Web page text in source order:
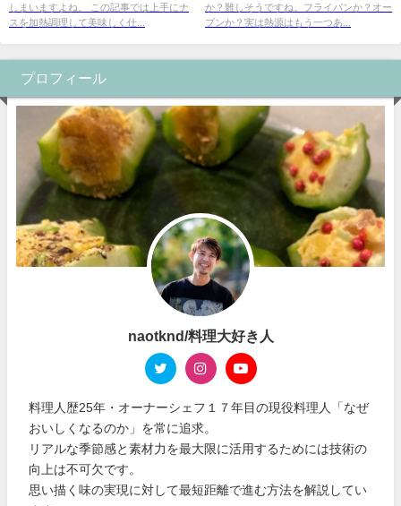
しまいますよね。 この記事では上手にナ
スを加熱調理して美味しく仕...
か？難しそうですね。フライパンか？オー
ブンか？実は熱源はもう一つあ...
プロフィール
naotknd/料理大好き人
料理人歴25年・オーナーシェフ１７年目の現役料理人「なぜ
おいしくなるのか」を常に追求。
リアルな季節感と素材力を最大限に活用するためには技術の
向上は不可欠です。
思い描く味の実現に対して最短距離で進む方法を解説してい